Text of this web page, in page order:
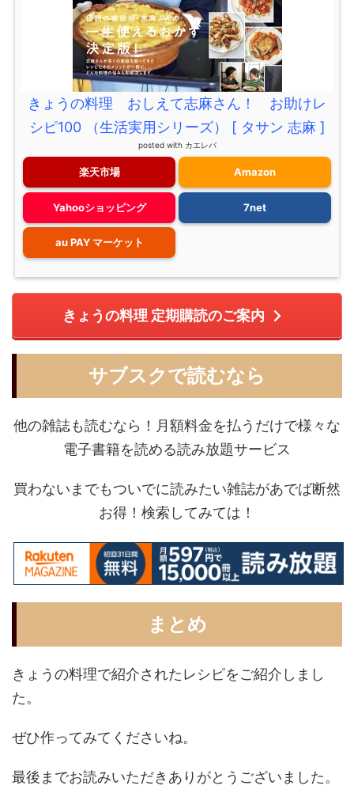
きょうの料理 おしえて志麻さん！ お助けレ
シピ100 （生活実用シリーズ） [ タサン 志麻 ]
posted with カエレバ
楽天市場 Amazon
Yahooショッピング 7net
au PAY マーケット
きょうの料理 定期購読のご案内
サブスクで読むなら
他の雑誌も読むなら！月額料金を払うだけで様々な
電子書籍を読める読み放題サービス
買わないまでもついでに読みたい雑誌があでば断然
お得！検索してみては！
まとめ
きょうの料理で紹介されたレシピをご紹介しまし
た。
ぜひ作ってみてくださいね。
最後までお読みいただきありがとうございました。